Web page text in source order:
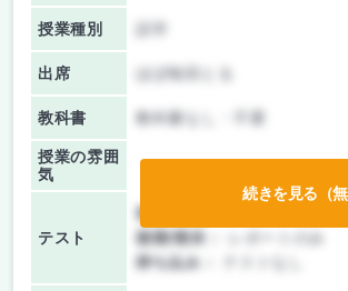
授業種別
出席 ほぼ毎回とる
教科書 教科書なし・不要
授業の雰囲
気
テスト
前期/中間：
後期/期末：
持ち込み：
続きを見る（無